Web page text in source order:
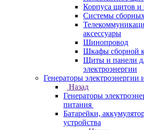
Корпуса щитов и
Системы
аксессуары
Шинопровод
Шкафы сборной
Щиты и панели
электроэнергии
Генераторы электроэнергии
Назад
Генераторы
питания
Батарейки,
устройства